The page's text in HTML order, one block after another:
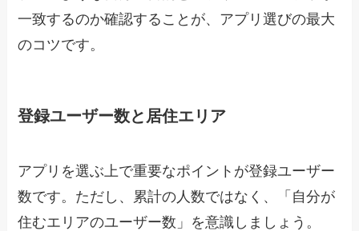
一致するのか確認することが、アプリ選びの最大
のコツです。
登録ユーザー数と居住エリア
アプリを選ぶ上で重要なポイントが登録ユーザー
数です。ただし、累計の人数ではなく、「自分が
住むエリアのユーザー数」を意識しましょう。